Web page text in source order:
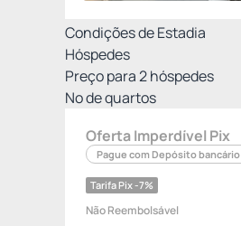
Condições de Estadia
Hóspedes
Preço para2hóspedes
Nº de quartos
Oferta Imperdível Pix
Pague com Depósito bancário
Tarifa Pix -7%
Não Reembolsável